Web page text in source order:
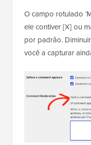
O campo rotulado
ele contiver [X] ou
por padrão.
você a capturar